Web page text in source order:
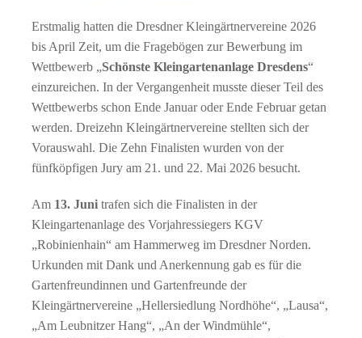
Erstmalig hatten die Dresdner Kleingärtnervereine 2026
bis April Zeit, um die Fragebögen zur Bewerbung im
Wettbewerb „Schönste Kleingartenanlage Dresdens“
einzureichen. In der Vergangenheit musste dieser Teil des
Wettbewerbs schon Ende Januar oder Ende Februar getan
werden. Dreizehn Kleingärtnervereine stellten sich der
Vorauswahl. Die Zehn Finalisten wurden von der
fünfköpfigen Jury am 21. und 22. Mai 2026 besucht.
Am 13. Junitrafen sich die Finalisten in der
Kleingartenanlage des Vorjahressiegers KGV
„Robinienhain“ am Hammerweg im Dresdner Norden.
Urkunden mit Dank und Anerkennung gab es für die
Gartenfreundinnen und Gartenfreunde der
Kleingärtnervereine „Hellersiedlung Nordhöhe“, „Lausa“,
„Am Leubnitzer Hang“, „An der Windmühle“,